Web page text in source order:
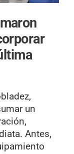
un
Antes,